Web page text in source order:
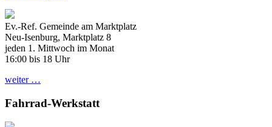
Ev.-Ref. Gemeinde am Marktplatz
Neu-Isenburg, Marktplatz 8
jeden 1. Mittwoch im Monat
16:00 bis 18 Uhr
weiter …
Fahrrad-Werkstatt